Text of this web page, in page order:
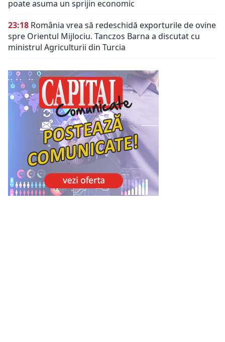
poate asuma un sprijin economic
23:18 România vrea să redeschidă exporturile de ovine
spre Orientul Mijlociu. Tanczos Barna a discutat cu
ministrul Agriculturii din Turcia